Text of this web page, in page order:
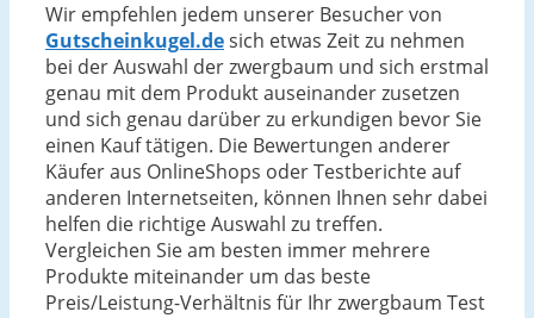
Wir empfehlen jedem unserer Besucher von
Gutscheinkugel.desich etwas Zeit zu nehmen
bei der Auswahl der zwergbaum und sich erstmal
genau mit dem Produkt auseinander zusetzen
und sich genau darüber zu erkundigen bevor Sie
einen Kauf tätigen. Die Bewertungen anderer
Käufer aus OnlineShops oder Testberichte auf
anderen Internetseiten, können Ihnen sehr dabei
helfen die richtige Auswahl zu treffen.
Vergleichen Sie am besten immer mehrere
Produkte miteinander um das beste
Preis/Leistung-Verhältnis für Ihr zwergbaum Test